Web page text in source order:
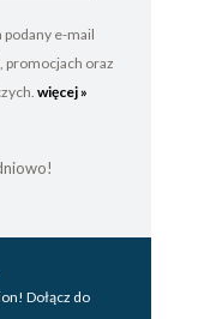
podany e-mail
promocjach oraz
więcej »
Dołącz do